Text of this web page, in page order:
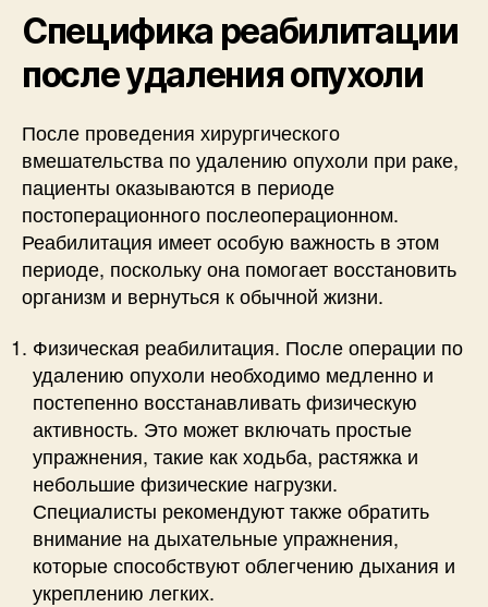
Специфика реабилитации
после удаления опухоли
После проведения хирургического
вмешательства по удалению опухоли при раке,
пациенты оказываются в периоде
постоперационного послеоперационном.
Реабилитация имеет особую важность в этом
периоде, поскольку она помогает восстановить
организм и вернуться к обычной жизни.
Физическая реабилитация. После операции по
удалению опухоли необходимо медленно и
постепенно восстанавливать физическую
активность. Это может включать простые
упражнения, такие как ходьба, растяжка и
небольшие физические нагрузки.
Специалисты рекомендуют также обратить
внимание на дыхательные упражнения,
которые способствуют облегчению дыхания и
укреплению легких.